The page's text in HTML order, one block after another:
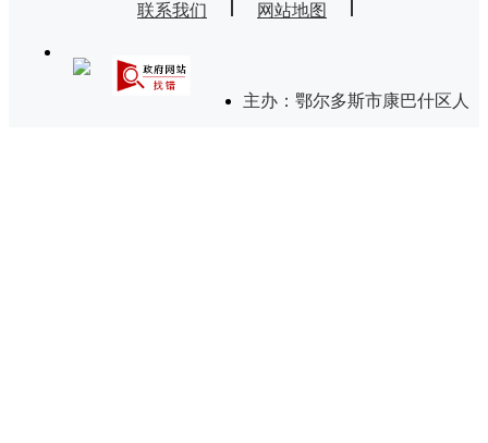
联系我们 网站地图
主办：鄂尔多斯市康巴什区人